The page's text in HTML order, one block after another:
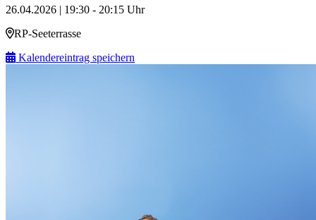
26.04.2026 | 19:30 - 20:15 Uhr
RP-Seeterrasse
Kalendereintrag speichern